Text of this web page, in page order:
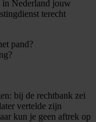
in Nederland jouw
terecht
pand?
bij de rechtbank zei
vertelde zijn
kun je geen aftrek op